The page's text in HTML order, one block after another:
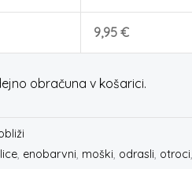
9,95 €
obračuna v košarici.
, enobarvni, moški, odrasli, otroci,